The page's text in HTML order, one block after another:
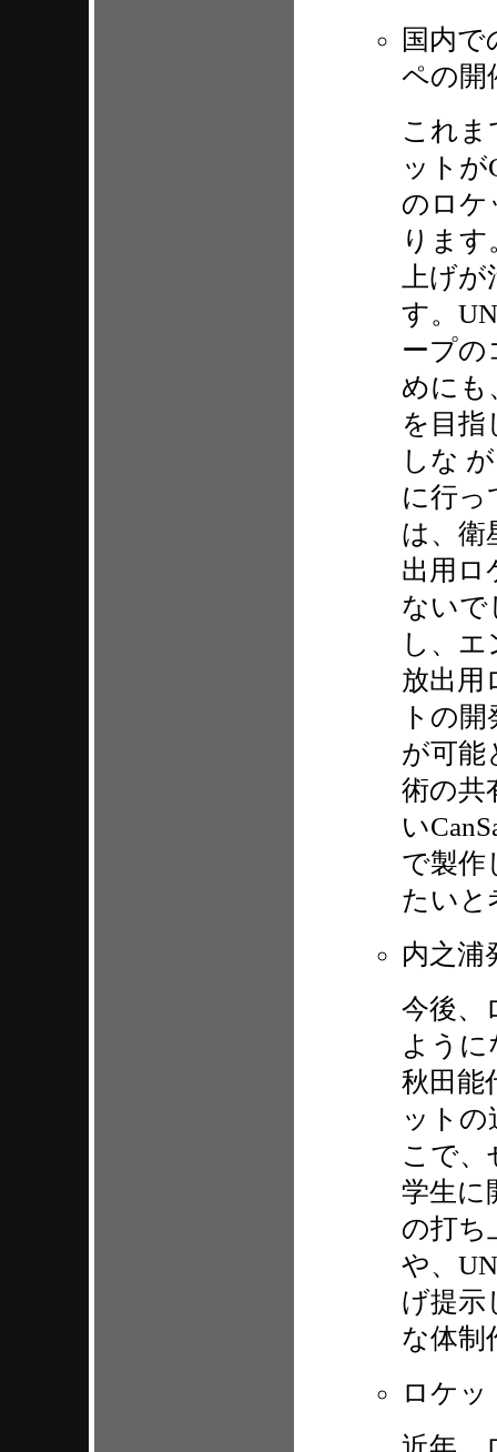
国内
ペの開
これ
ットが
のロケ
りま
上げ
す。
ープの
めにも
を目
しな
に行っ
は、衛
出用ロ
ないで
し、エ
放出用
トの
が可能
術の共
い
で製作
たいと
内之浦
今後、
ように
秋田能
ット
こで、
学生に
の打ち
や、
げ提示
な体制
ロケ